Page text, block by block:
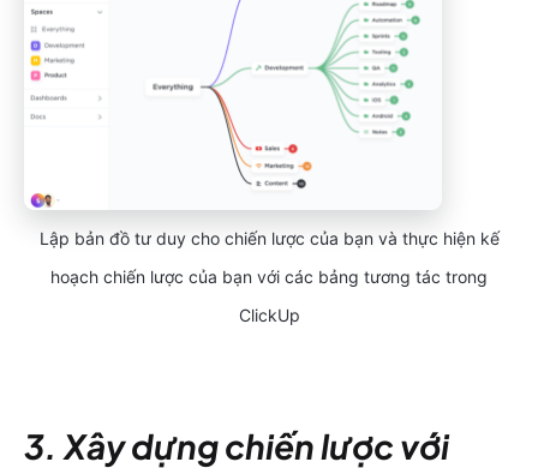
Lập bản đồ tư duy cho chiến lược của bạn và thực hiện kế
hoạch chiến lược của bạn với các bảng tương tác trong
ClickUp
3. Xây dựng chiến lược với